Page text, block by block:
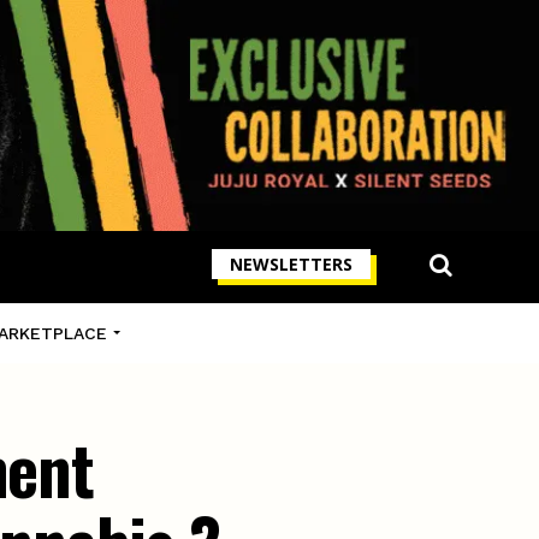
NEWSLETTERS